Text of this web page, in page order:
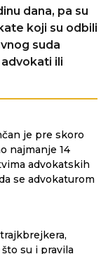
dana, pa su
koji su odbili
suda
ili
je pre skoro
najmanje 14
advokatskih
se advokaturom
su i pravila